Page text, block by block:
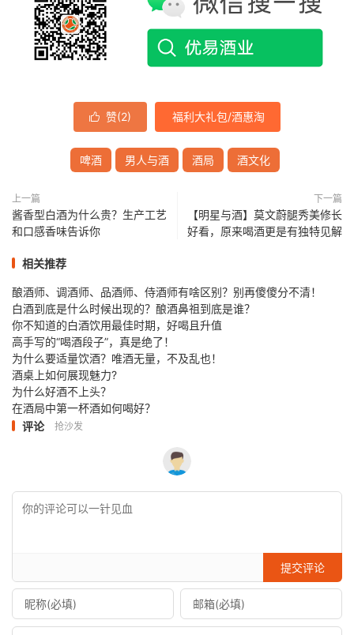
 赞(2) 福利大礼包/酒惠淘
啤酒 男人与酒 酒局 酒文化
上一篇
酱香型白酒为什么贵？生产工艺
和口感香味告诉你
下一篇
【明星与酒】莫文蔚腿秀美修长
好看，原来喝酒更是有独特见解
相关推荐
酿酒师、调酒师、品酒师、侍酒师有啥区别？别再傻傻分不清！
白酒到底是什么时候出现的？酿酒鼻祖到底是谁？
你不知道的白酒饮用最佳时期，好喝且升值
高手写的“喝酒段子”，真是绝了！
为什么要适量饮酒？唯酒无量，不及乱也！
酒桌上如何展现魅力?
为什么好酒不上头？
在酒局中第一杯酒如何喝好？
评论
抢沙发
提交评论